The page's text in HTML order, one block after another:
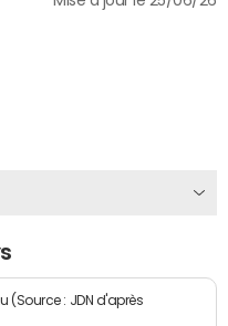
(Source : JDN d'après